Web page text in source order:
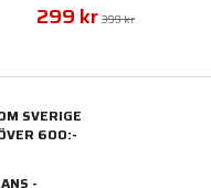
299 kr 399 kr
SVERIGE
600:-
-